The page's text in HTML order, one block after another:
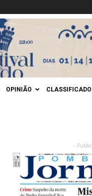
OPINIÃO
-